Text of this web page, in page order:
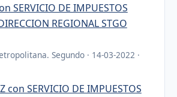
SERVICIO DE IMPUESTOS
REGIONAL STGO
Segundo · 14-03-2022 ·
con SERVICIO DE IMPUESTOS